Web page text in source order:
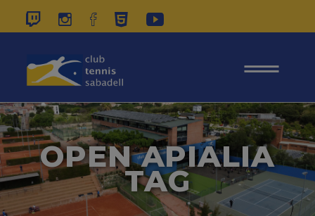
OPEN APIALIA
TAG